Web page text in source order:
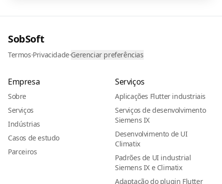
SobSoft
Termos·Privacidade·Gerenciar preferências
Empresa
Sobre
Serviços
Indústrias
Casos de estudo
Parceiros
Serviços
Aplicações Flutter industriais
Serviços de desenvolvimento
Siemens IX
Desenvolvimento de UI
Climatix
Padrões de UI industrial
Siemens IX e Climatix
Adaptação do plugin Flutter